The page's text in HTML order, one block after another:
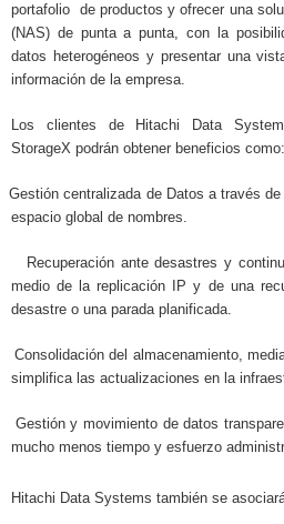
portafolio de productos y ofrecer una
(NAS) de punta a punta, con la
datos heterogéneos y presentar una
información de la empresa.
Los clientes de Hitachi Data
StorageX podrán obtener beneficios como:
Gestión centralizada de Datos a través
espacio global de nombres.
Recuperación ante desastres y
medio de la replicación IP y de una
desastre o una parada planificada.
Consolidación del almacenamiento,
simplifica las actualizaciones en la
Gestión y movimiento de datos
mucho menos tiempo y esfuerzo
Hitachi Data Systems también se